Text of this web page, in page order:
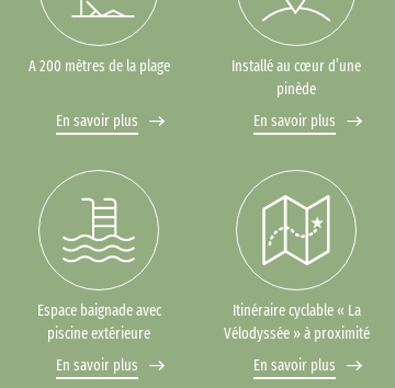
A 200 mètres de la plage
En savoir plus
Installé au cœur d’une
pinède
En savoir plus
Espace baignade avec
piscine extérieure
En savoir plus
Itinéraire cyclable « La
Vélodyssée » à proximité
En savoir plus